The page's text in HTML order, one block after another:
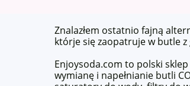
Znalazłem ostatnio fajną
którje się zaopatruje w butle z
Enjoysoda.com to polski
wymianę i napełnianie butli